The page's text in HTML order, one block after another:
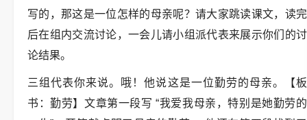
写的，那这是一位怎样的母亲呢？请大家跳读课文，读完
后在组内交流讨论，一会儿请小组派代表来展示你们的讨
论结果。
三组代表你来说。哦！他说这是一位勤劳的母亲。【板
书：勤劳】文章第一段写 “我爱我母亲，特别是她勤劳的